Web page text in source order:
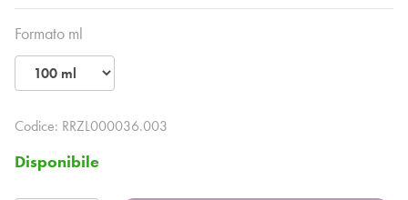
Formato ml
Codice: RRZL000036.003
Disponibile